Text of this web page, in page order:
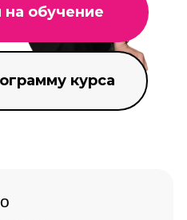
на обучение
курса